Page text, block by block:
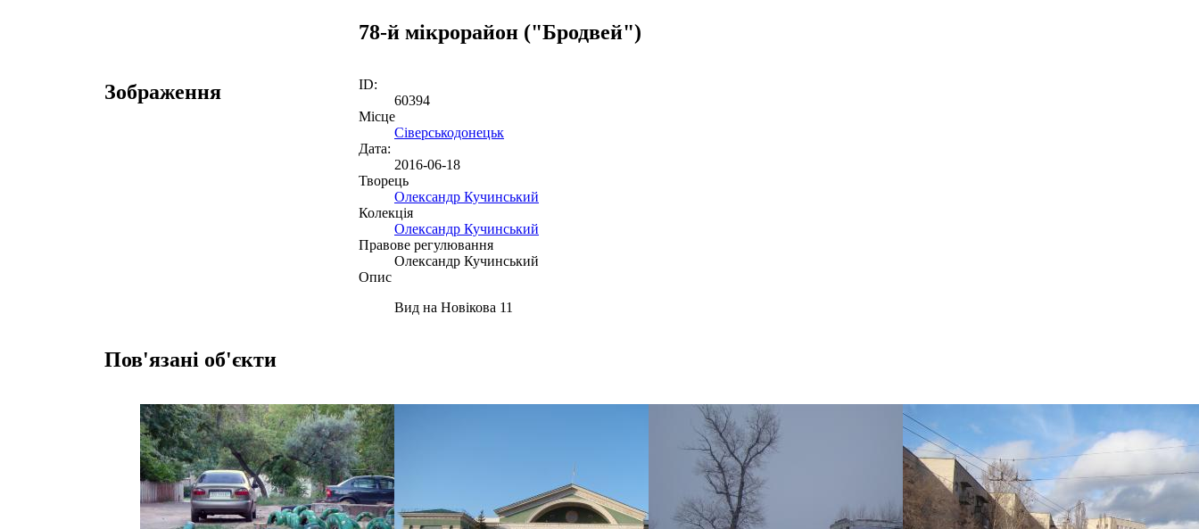
78-й мікрорайон ("Бродвей")
Зображення
ID:
60394
Місце
Сіверськодонецьк
Дата:
2016-06-18
Творець
Олександр Кучинський
Колекція
Олександр Кучинський
Правове регулювання
Олександр Кучинський
Опис
Вид на Новікова 11
Пов'язані об'єкти